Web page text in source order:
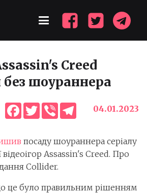
Creed
шоураннера
Facebook
TwitterViber Telegram
04.01.2023
посаду шоураннера серіалу
Assassin's Creed. Про
Collider.
це було правильним рішенням